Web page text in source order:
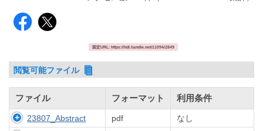
固定URL: https://hdl.handle.net/11094/2849
閲覧可能ファイル
ファイル フォーマット 利用条件
23807_Abstract pdf
なし